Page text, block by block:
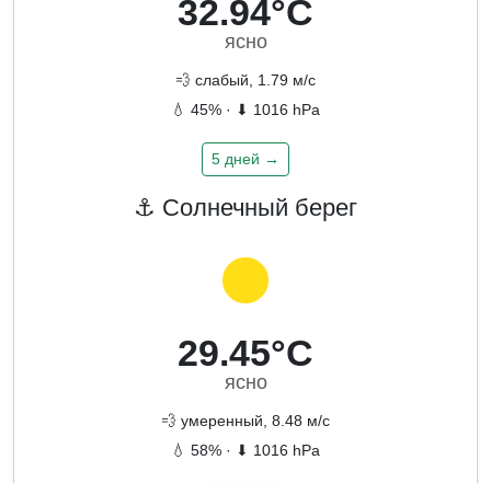
32.94°C
ясно
💨 слабый, 1.79 м/с
💧 45% · ⬇ 1016 hPa
5 дней →
⚓ Солнечный берег
29.45°C
ясно
💨 умеренный, 8.48 м/с
💧 58% · ⬇ 1016 hPa